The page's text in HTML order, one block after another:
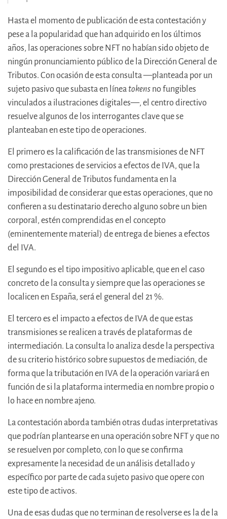
Hasta el momento de publicación de esta contestación y
pese a la popularidad que han adquirido en los últimos
años, las operaciones sobre NFT no habían sido objeto de
ningún pronunciamiento público de la Dirección General de
Tributos. Con ocasión de esta consulta —planteada por un
sujeto pasivo que subasta en línea tokens no fungibles
vinculados a ilustraciones digitales—, el centro directivo
resuelve algunos de los interrogantes clave que se
planteaban en este tipo de operaciones.
El primero es la calificación de las transmisiones de NFT
como prestaciones de servicios a efectos de IVA, que la
Dirección General de Tributos fundamenta en la
imposibilidad de considerar que estas operaciones, que no
confieren a su destinatario derecho alguno sobre un bien
corporal, estén comprendidas en el concepto
(eminentemente material) de entrega de bienes a efectos
del IVA.
El segundo es el tipo impositivo aplicable, que en el caso
concreto de la consulta y siempre que las operaciones se
localicen en España, será el general del 21 %.
El tercero es el impacto a efectos de IVA de que estas
transmisiones se realicen a través de plataformas de
intermediación. La consulta lo analiza desde la perspectiva
de su criterio histórico sobre supuestos de mediación, de
forma que la tributación en IVA de la operación variará en
función de si la plataforma intermedia en nombre propio o
lo hace en nombre ajeno.
La contestación aborda también otras dudas interpretativas
que podrían plantearse en una operación sobre NFT y que no
se resuelven por completo, con lo que se confirma
expresamente la necesidad de un análisis detallado y
específico por parte de cada sujeto pasivo que opere con
este tipo de activos.
Una de esas dudas que no terminan de resolverse es la de la